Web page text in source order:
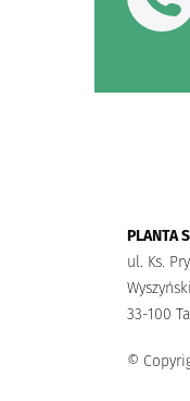
PLANTA
ul. Ks.
33-100
©